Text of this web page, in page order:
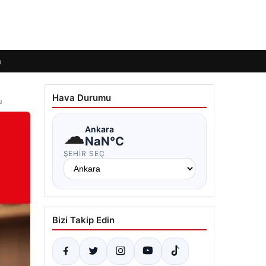
Hava Durumu
☁Ankara
NaN°C
ŞEHIR SEÇ
Bizi Takip Edin